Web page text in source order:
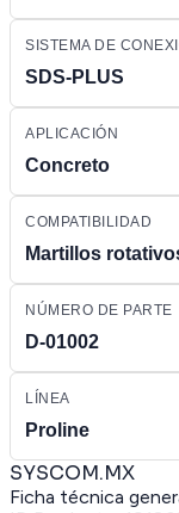
SISTEMA DE
SDS-PLUS
APLICACIÓN
Concreto
COMPATIBILIDAD
Martillos
NÚMERO DE PARTE
D-01002
LÍNEA
Proline
SYSCOM.MX
Ficha técnica